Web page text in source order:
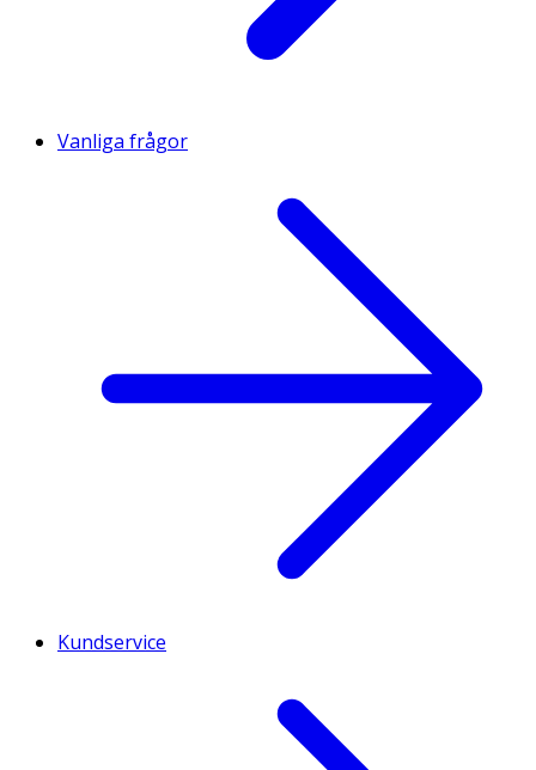
Vanliga frågor
Kundservice